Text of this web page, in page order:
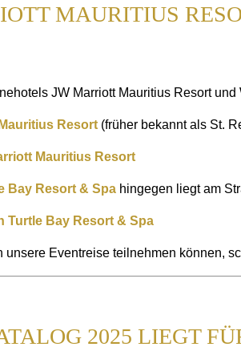
MAURITIUS
JW Marriott Mauritius Resort
Resort (früher bekannt als St.
Mauritius Resort
Bay Resort & Spa hingegen liegt am
Turtle Bay Resort & Spa
unsere Eventreise teilnehmen können,
2025 LIEGT